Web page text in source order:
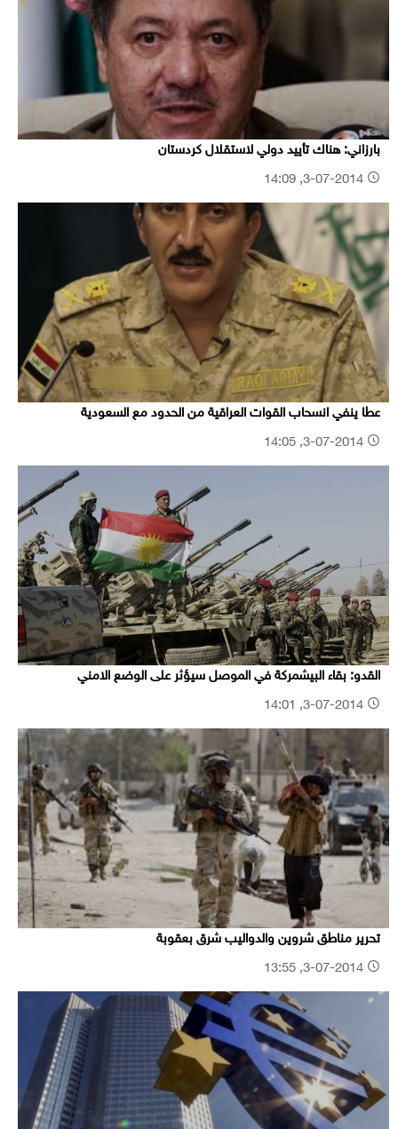
بارزاني: هناك تأييد دولي لاستقلال كردستان
عطا ينفي انسحاب القوات العراقية من الحدود مع السعودية
القدو: بقاء البيشمركة في الموصل سيؤثر على الوضع الامني
تحرير مناطق شروين والدواليب شرق بعقوبة